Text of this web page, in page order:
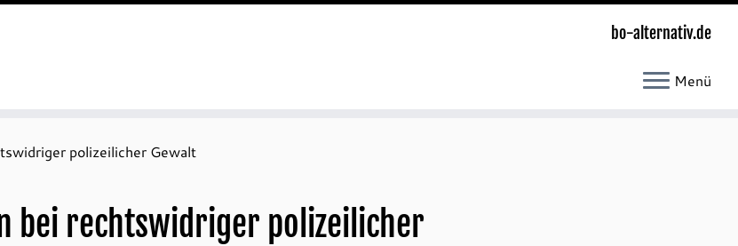
bo-alternativ.de
Menü
polizeilicher Gewalt
bei rechtswidriger polizeilicher